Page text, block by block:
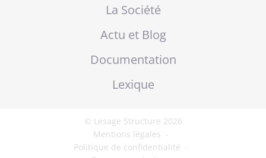
La Société
Actu et Blog
Documentation
Lexique
© Lesage Structure 2026
Mentions légales -
Politique de confidentialité -